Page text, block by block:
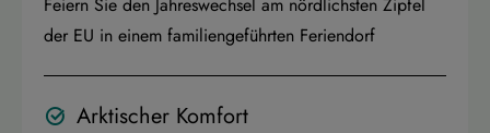
der EU in einem familiengeführten Feriendorf
Arktischer Komfort